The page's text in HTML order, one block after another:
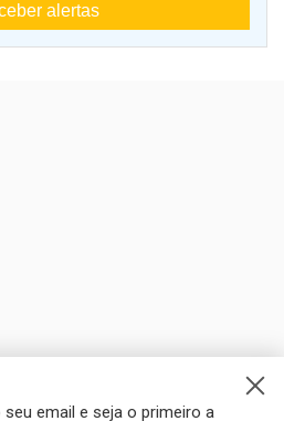
alertas
email e seja o primeiro a